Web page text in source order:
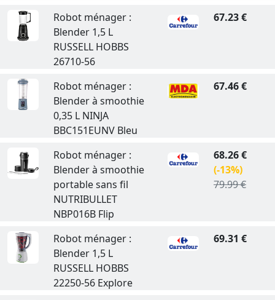
Robot ménager :
Blender 1,5 L
RUSSELL HOBBS
26710-56
67.23 €
Robot ménager :
Blender à smoothie
0,35 L NINJA
BBC151EUNV Bleu
67.46 €
Robot ménager :
Blender à smoothie
portable sans fil
NUTRIBULLET
NBP016B Flip
68.26 €
(-13%)
79.99 €
Robot ménager :
Blender 1,5 L
RUSSELL HOBBS
22250-56 Explore
69.31 €